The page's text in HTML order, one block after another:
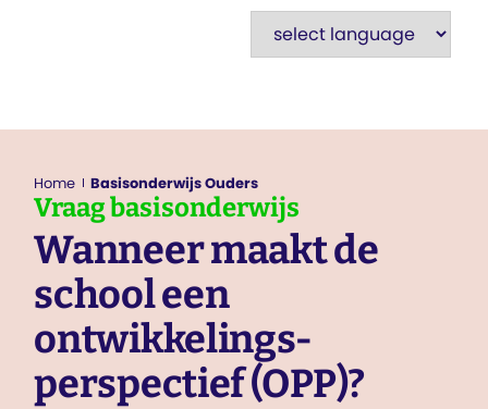
Home Basisonderwijs Ouders
Vraagbasisonderwijs
Wanneer maakt de
school een
ontwikkelings­
perspectief (OPP)?